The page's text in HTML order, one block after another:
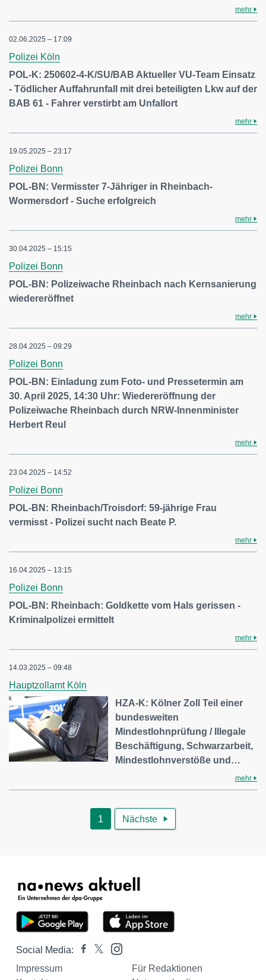
mehr
02.06.2025 – 17:09
Polizei Köln
POL-K: 250602-4-K/SU/BAB Aktueller VU-Team Einsatz
- Tödlicher Auffahrunfall mit drei beteiligten Lkw auf der
BAB 61 - Fahrer verstirbt am Unfallort
mehr
19.05.2025 – 23:17
Polizei Bonn
POL-BN: Vermisster 7-Jähriger in Rheinbach-
Wormersdorf - Suche erfolgreich
mehr
30.04.2025 – 15:15
Polizei Bonn
POL-BN: Polizeiwache Rheinbach nach Kernsanierung
wiedereröffnet
mehr
28.04.2025 – 09:29
Polizei Bonn
POL-BN: Einladung zum Foto- und Pressetermin am
30. April 2025, 14:30 Uhr: Wiedereröffnung der
Polizeiwache Rheinbach durch NRW-Innenminister
Herbert Reul
mehr
23.04.2025 – 14:52
Polizei Bonn
POL-BN: Rheinbach/Troisdorf: 59-jährige Frau
vermisst - Polizei sucht nach Beate P.
mehr
16.04.2025 – 13:15
Polizei Bonn
POL-BN: Rheinbach: Goldkette vom Hals gerissen -
Kriminalpolizei ermittelt
mehr
14.03.2025 – 09:48
Hauptzollamt Köln
HZA-K: Kölner Zoll Teil einer
bundesweiten
Mindestlohnprüfung / Illegale
Beschäftigung, Schwarzarbeit,
Mindestlohnverstöße und…
mehr
1 Nächste 
Social Media:
Impressum
Für Redaktionen